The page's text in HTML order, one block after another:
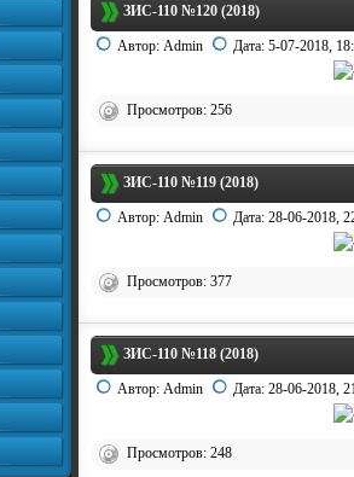
ЗИС-110 №120 (2018)
Автор: Admin Дата: 5-07-2018,
Просмотров: 256
ЗИС-110 №119 (2018)
Автор: Admin Дата: 28-06-2018,
Просмотров: 377
ЗИС-110 №118 (2018)
Автор: Admin Дата: 28-06-2018,
Просмотров: 248